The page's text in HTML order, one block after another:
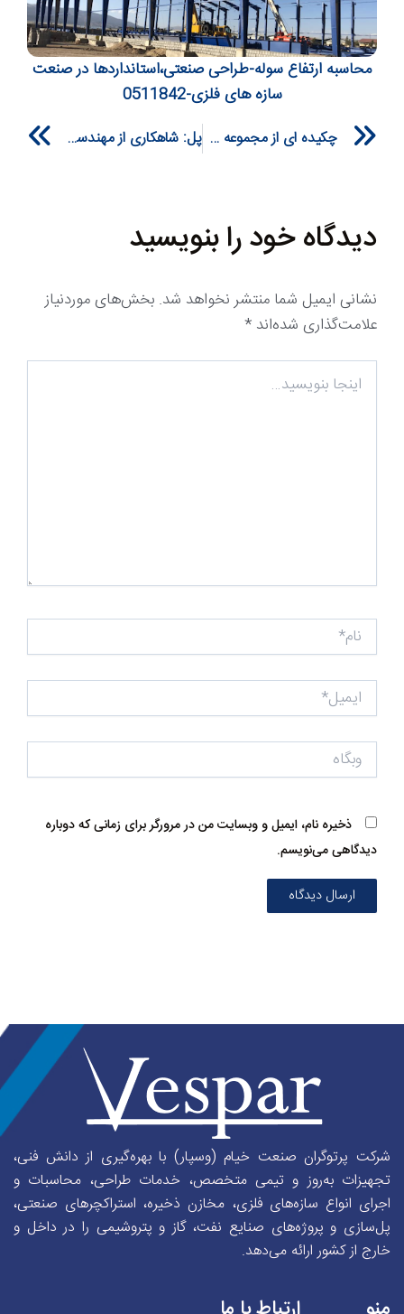
محاسبه ارتفاع سوله-طراحی صنعتی،استانداردها در صنعت
سازه های فلزی-0511842
Prev چکیده ای از مجموعه هولدینگ وسپار پل: شاهکاری از مهندسی و ساخت
دیدگاه‌ خود را بنویسید
نشانی ایمیل شما منتشر نخواهد شد. بخش‌های موردنیاز
علامت‌گذاری شده‌اند *
اینجا
بنویسید…
نام*
ایمیل*
وبگاه
ذخیره نام، ایمیل و وبسایت من در مرورگر برای زمانی که دوباره
دیدگاهی می‌نویسم.
شرکت پرتوگران صنعت خیام (وسپار) با بهره‌گیری از دانش فنی،
تجهیزات به‌روز و تیمی متخصص، خدمات طراحی، محاسبات و
اجرای انواع سازه‌های فلزی، مخازن ذخیره، استراکچرهای صنعتی،
پل‌سازی و پروژه‌های صنایع نفت، گاز و پتروشیمی را در داخل و
خارج از کشور ارائه می‌دهد.